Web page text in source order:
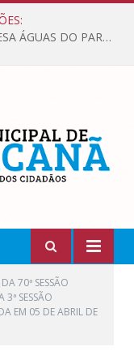
VEREADORES SE REUNÉM COM EMPRESA ÁGUAS DO PARÁ, PARA APRESENTAR REIVINDICAÇÕES E MELHORIAS NA QUALIDADE DOS SERVIÇOS OFERECIDOS Á POPULAÇÃO.
70ª SESSÃO
SESSÃO
EM 05 DE ABRIL DE